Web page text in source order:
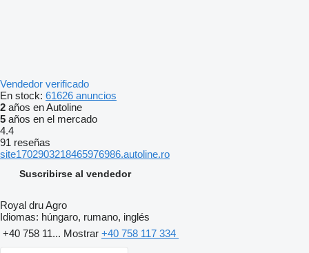
Vendedor verificado
En stock: 61626 anuncios
2 años en Autoline
5 años en el mercado
4.4
91 reseñas
site1702903218465976986.autoline.ro
Suscribirse al vendedor
Royal dru Agro
Idiomas: húngaro, rumano, inglés
+40 758 11... Mostrar +40 758 117 334